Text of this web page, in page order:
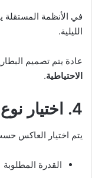
في الأنظمة المستقلة
الليلية.
عادة يتم تصميم
الاحتياطية.
4. اختيار نوع العاكس
يتم اختيار العاكس
القدرة المطلوبة